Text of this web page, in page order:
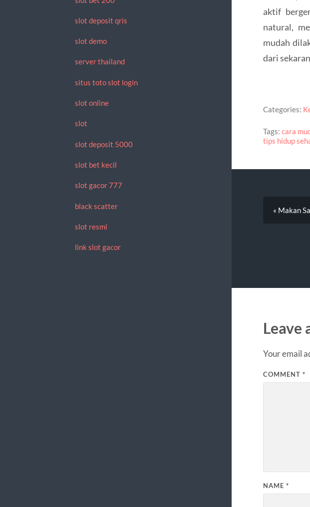
slot deposit qris
slot demo
server thailand
situs toto slot login
slot online
slot
slot deposit 5000
slot bet kecil
slot gacor 777
black scatter
slot resmi
link slot gacor
aktif
natural,
mudah
dari
Categories:
Tags: cara
tips hidup
« Makan
Leave
Your email
COMMENT *
NAME *